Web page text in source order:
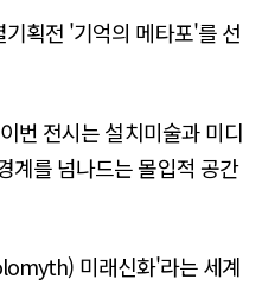
획전 '기억의 메타포'를 선
번 전시는 설치미술과 미디
계를 넘나드는 몰입적 공간
미래신화'라는 세계